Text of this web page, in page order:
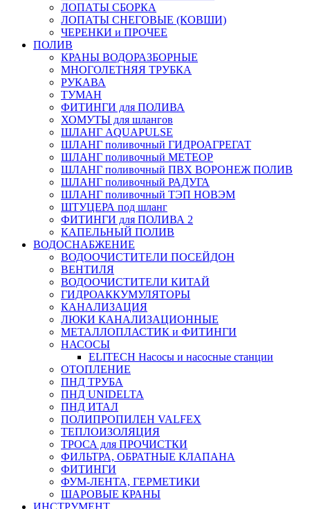
ЛОПАТЫ СБОРКА
ЛОПАТЫ СНЕГОВЫЕ (КОВШИ)
ЧЕРЕНКИ и ПРОЧЕЕ
ПОЛИВ
КРАНЫ ВОДОРАЗБОРНЫЕ
МНОГОЛЕТНЯЯ ТРУБКА
РУКАВА
ТУМАН
ФИТИНГИ для ПОЛИВА
ХОМУТЫ для шлангов
ШЛАНГ AQUAPULSE
ШЛАНГ поливочный ГИДРОАГРЕГАТ
ШЛАНГ поливочный МЕТЕОР
ШЛАНГ поливочный ПВХ ВОРОНЕЖ ПОЛИВ
ШЛАНГ поливочный РАДУГА
ШЛАНГ поливочный ТЭП НОВЭМ
ШТУЦЕРА под шланг
ФИТИНГИ для ПОЛИВА 2
КАПЕЛЬНЫЙ ПОЛИВ
ВОДОСНАБЖЕНИЕ
ВОДООЧИСТИТЕЛИ ПОСЕЙДОН
ВЕНТИЛЯ
ВОДООЧИСТИТЕЛИ КИТАЙ
ГИДРОАККУМУЛЯТОРЫ
КАНАЛИЗАЦИЯ
ЛЮКИ КАНАЛИЗАЦИОННЫЕ
МЕТАЛЛОПЛАСТИК и ФИТИНГИ
НАСОСЫ
ELITECH Насосы и насосные станции
ОТОПЛЕНИЕ
ПНД ТРУБА
ПНД UNIDELTA
ПНД ИТАЛ
ПОЛИПРОПИЛЕН VALFEX
ТЕПЛОИЗОЛЯЦИЯ
ТРОСА для ПРОЧИСТКИ
ФИЛЬТРА, ОБРАТНЫЕ КЛАПАНА
ФИТИНГИ
ФУМ-ЛЕНТА, ГЕРМЕТИКИ
ШАРОВЫЕ КРАНЫ
ИНСТРУМЕНТ